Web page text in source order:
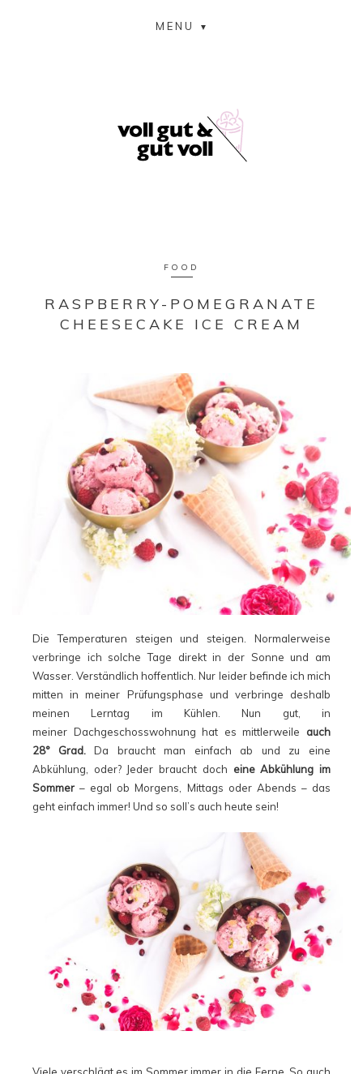
MENU
FOOD
RASPBERRY-POMEGRANATE
CHEESECAKE ICE CREAM
Die Temperaturen steigen und steigen. Normalerweise
verbringe ich solche Tage direkt in der Sonne und am
Wasser. Verständlich hoffentlich. Nur leider befinde ich mich
mitten in meiner Prüfungsphase und verbringe deshalb
meinen Lerntag im Kühlen. Nun gut, in
meiner Dachgeschosswohnung hat es mittlerweile auch
28° Grad.Da braucht man einfach ab und zu eine
Abkühlung, oder? Jeder braucht doch eine Abkühlung im
Sommer – egal ob Morgens, Mittags oder Abends – das
geht einfach immer! Und so soll’s auch heute sein!